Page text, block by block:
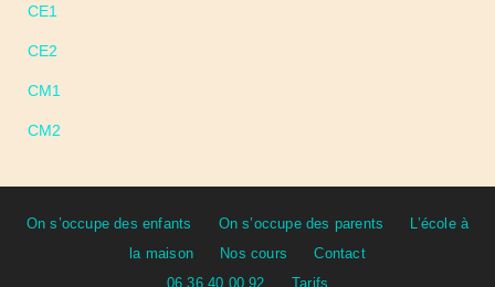
CE1
CE2
CM1
CM2
On s’occupe des enfants On s’occupe des parents
L’école à
la maison
Nos cours
Contact
06 36 40 00 92
Tarifs